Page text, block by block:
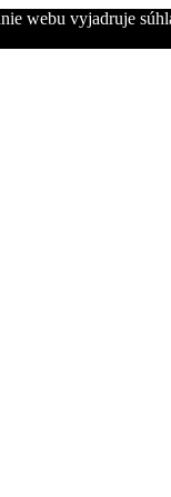
webu vyjadruje